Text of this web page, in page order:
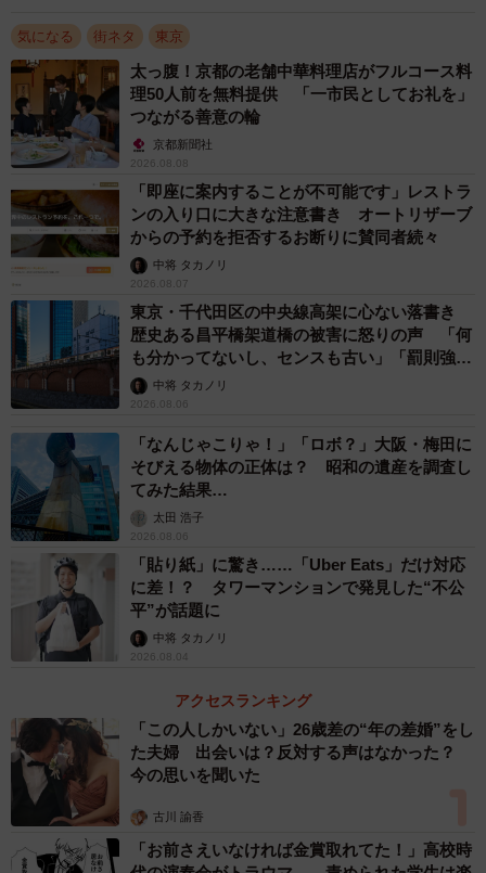
なお、住みたい街（駅）上位の特徴としては、1位の「吉祥
寺」は、「交通利便性」（35.1％）、「生活利便性の高
さ」（48.1％）、「イメージの良さ」（35.8％）、「繁華
街等があるから」（28.8％）のほかに、「住みたい街とし
て有名だから」（24.7％）、「個人商店や特徴のあるお店
があるから」（27.7％）という声が寄せられたそうです。
また、2位の「横浜」は、上位の街共通の理由で支持されて
いますが、「現実的には一生住まないと思う」という回答
が56.8％と、上位10位のなかで最も高くなっていたといい
ます。3位の「みなとみらい」は、「イメージが良いから」
（48.3％）という回答が多く、さらに「よく遊びに行く街
だから」（24.6％）、「住んでいると人に自慢できそうだ
から」（17.3％）という回答が多いことが特徴となってい
るそうです。
ちなみに、「住みたい理由」には「交通利便性」
（37.3％）、「生活利便性」（36.6％）、「イメージの良
さ」（32.8％）、「繁華街があること」（21.8％）等があ
げられており、「住んでいない理由」には、「家賃が高く
て払えない」（30.5％）、「価格が高くて買えない」
（24.0％）等があげられたといいます。また、「住みたい
気になる 街ネタ 東京
太っ腹！京都の老舗中華料理店がフルコース料
理50人前を無料提供 「一市民としてお礼を」
つながる善意の輪
京都新聞社
2026.08.08
「即座に案内することが不可能です」レストラ
ンの入り口に大きな注意書き オートリザーブ
からの予約を拒否するお断りに賛同者続々
中将 タカノリ
2026.08.07
東京・千代田区の中央線高架に心ない落書き
歴史ある昌平橋架道橋の被害に怒りの声 「何
も分かってないし、センスも古い」「罰則強化
して」中将 タカノリ
2026.08.06
「なんじゃこりゃ！」「ロボ？」大阪・梅田に
そびえる物体の正体は？ 昭和の遺産を調査し
てみた結果…
太田 浩子
2026.08.06
「貼り紙」に驚き……「Uber Eats」だけ対応
に差！？ タワーマンションで発見した“不公
平”が話題に
中将 タカノリ
2026.08.04
アクセスランキング
「この人しかいない」26歳差の“年の差婚”をし
た夫婦 出会いは？反対する声はなかった？
今の思いを聞いた
古川 諭香
「お前さえいなければ金賞取れてた！」高校時